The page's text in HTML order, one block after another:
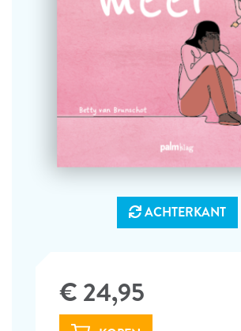
ACHTERKANT
€ 24,95